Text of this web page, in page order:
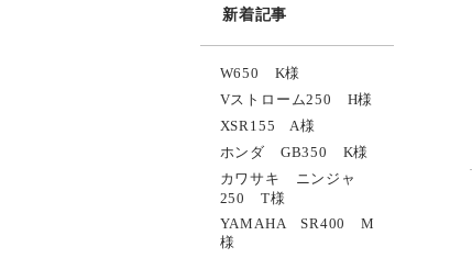
新着記事
W650 K様
Vストローム250 H様
XSR155 A様
ホンダ GB350 K様
カワサキ ニンジャ
250 T様
YAMAHA SR400 M
様